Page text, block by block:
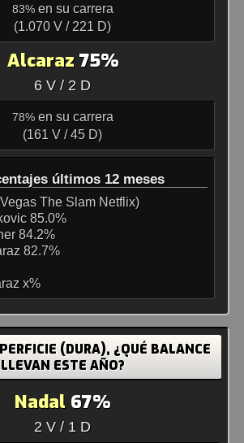
83%en su carrera
(1.070 V / 221 D)
Alcaraz 75%
6 V / 2 D
78%en su carrera
(161 V / 45 D)
últimos 12 meses
The Slam Netflix)
85.0%
84.2%
82.7%
x%
(DURA), ¿QUÉ BALANCE
LLEVAN ESTE AÑO?
Nadal 67%
2 V / 1 D